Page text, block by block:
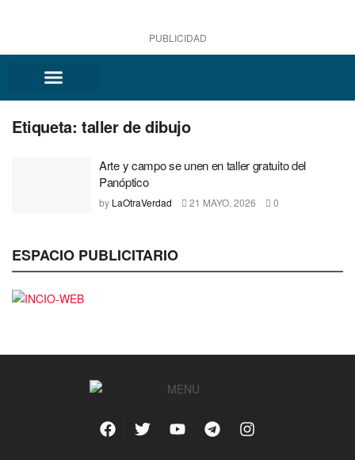
PUBLICIDAD
Etiqueta: taller de dibujo
Arte y campo se unen en taller gratuito del
Panóptico
by LaOtraVerdad 21 MAYO, 2026 0
ESPACIO PUBLICITARIO